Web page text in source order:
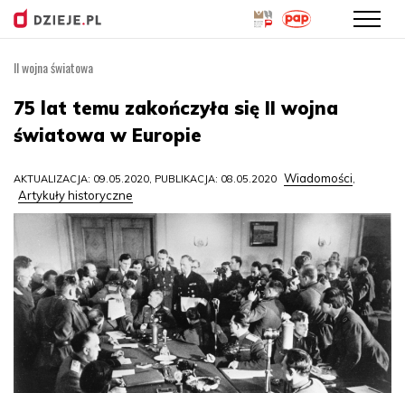
treści
II wojna światowa
75 lat temu zakończyła się II wojna
światowa w Europie
AKTUALIZACJA: 09.05.2020, PUBLIKACJA: 08.05.2020 Wiadomości,
Artykuły historyczne